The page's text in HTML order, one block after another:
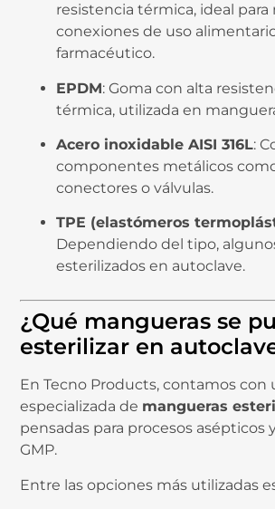
resistencia térmica, ideal para
conexiones de uso
farmacéutico.
EPDM: Goma con alta
térmica, utilizada en
Acero inoxidable AISI 316L:
componentes metálicos
conectores o válvulas.
TPE (elastómeros
Dependiendo del tipo,
esterilizados en autoclave.
¿Qué mangueras se
esterilizar en
En Tecno Products, contamos con
especializada de mangueras
pensadas para procesos asépticos
GMP.
Entre las opciones más utilizadas